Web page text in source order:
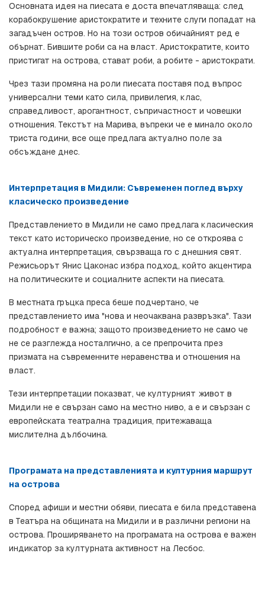
Основната идея на пиесата е доста впечатляваща: след
корабокрушение аристократите и техните слуги попадат на
загадъчен остров. Но на този остров обичайният ред е
обърнат. Бившите роби са на власт. Аристократите, които
пристигат на острова, стават роби, а робите - аристократи.
Чрез тази промяна на роли пиесата поставя под въпрос
универсални теми като сила, привилегия, клас,
справедливост, арогантност, съпричастност и човешки
отношения. Текстът на Марива, въпреки че е минало около
триста години, все още предлага актуално поле за
обсъждане днес.
Интерпретация в Мидили: Съвременен поглед върху
класическо произведение
Представлението в Мидили не само предлага класическия
текст като историческо произведение, но се откроява с
актуална интерпретация, свързваща го с днешния свят.
Режисьорът Янис Цаконас избра подход, който акцентира
на политическите и социалните аспекти на пиесата.
В местната гръцка преса беше подчертано, че
представлението има "нова и неочаквана развръзка". Тази
подробност е важна; защото произведението не само че
не се разглежда носталгично, а се препрочита през
призмата на съвременните неравенства и отношения на
власт.
Тези интерпретации показват, че културният живот в
Мидили не е свързан само на местно ниво, а е и свързан с
европейската театрална традиция, притежаваща
мислителна дълбочина.
Програмата на представленията и културния маршрут
на острова
Според афиши и местни обяви, пиесата е била представена
в Театъра на общината на Мидили и в различни региони на
острова. Проширяването на програмата на острова е важен
индикатор за културната активност на Лесбос.